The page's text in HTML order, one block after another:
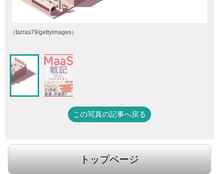
（tarras79/gettyimages）
この写真の記事へ戻る
トップページ